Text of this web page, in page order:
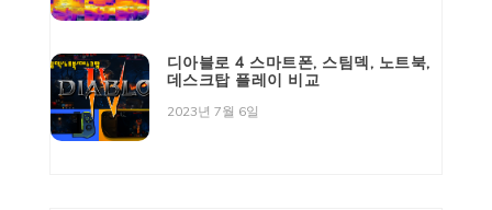
디아블로 4 스마트폰, 스팀덱, 노트북,
데스크탑 플레이 비교
2023년 7월 6일